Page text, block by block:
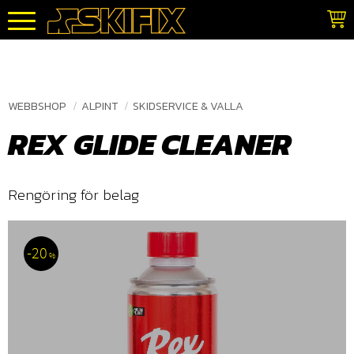
Meny
WEBBSHOP ALPINT SKIDSERVICE & VALLA
REX GLIDE CLEANER
Rengöring för belag
20 %